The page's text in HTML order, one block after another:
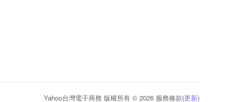
Yahoo台灣電子商務 版權所有 © 2026 服務條款(更新)